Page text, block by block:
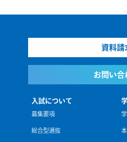
資料請
お問い合
入試について
募集要項
総合型選抜